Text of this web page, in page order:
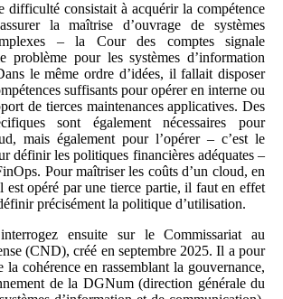
difficulté consistait à acquérir la compétence
la maîtrise d’ouvrage de systèmes
– la Cour des comptes signale
problème pour les systèmes d’information
le même ordre d’idées, il fallait disposer
suffisants pour opérer en interne ou
de tierces maintenances applicatives. Des
sont également nécessaires pour
mais également pour l’opérer – c’est le
définir les politiques financières adéquates –
Pour maîtriser les coûts d’un cloud, en
est opéré par une tierce partie, il faut en effet
précisément la politique d’utilisation.
ensuite sur le Commissariat au
(CND), créé en septembre 2025. Il a pour
la cohérence en rassemblant la gouvernance,
de la DGNum (direction générale du